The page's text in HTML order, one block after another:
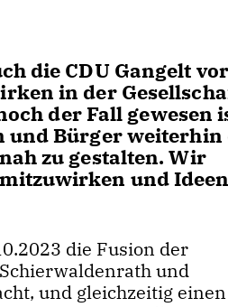
die CDU Gangelt vor
in der
der Fall gewesen
und Bürger weiterhin
zu gestalten. Wir
und Ideen
die Fusion der
und
und gleichzeitig einen